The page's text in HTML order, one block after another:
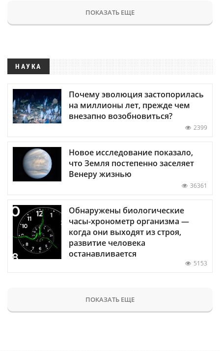
ПОКАЗАТЬ ЕЩЕ
НАУКА
Почему эволюция застопорилась
на миллионы лет, прежде чем
внезапно возобновиться?
2399
Новое исследование показало,
что Земля постепенно заселяет
Венеру жизнью
36361
Обнаружены биологические
часы-хронометр организма —
когда они выходят из строя,
развитие человека
останавливается
5153
ПОКАЗАТЬ ЕЩЕ